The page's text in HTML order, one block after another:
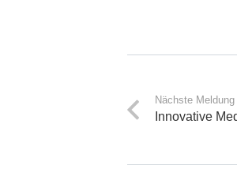
Nächste Meldung
Innovative